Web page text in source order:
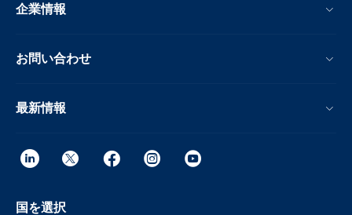
企業情報
お問い合わせ
最新情報
国を選択